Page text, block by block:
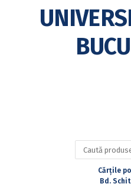
Caută
după:
Cărțile
Bd.